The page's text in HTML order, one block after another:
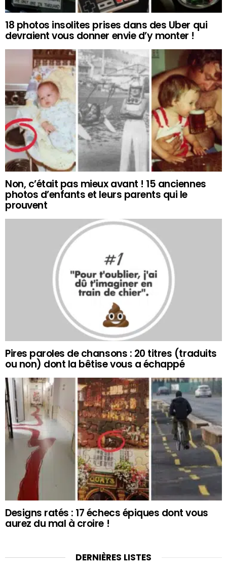
18 photos insolites prises dans des Uber qui
devraient vous donner envie d’y monter !
Non, c’était pas mieux avant ! 15 anciennes
photos d’enfants et leurs parents qui le
prouvent
Pires paroles de chansons : 20 titres (traduits
ou non) dont la bêtise vous a échappé
Designs ratés : 17 échecs épiques dont vous
aurez du mal à croire !
DERNIÈRES LISTES